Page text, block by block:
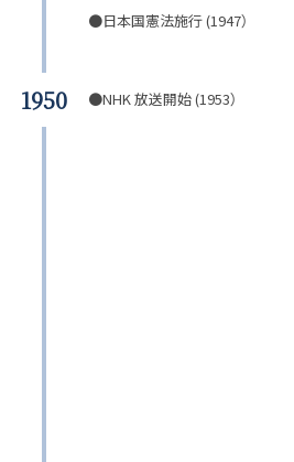
●日本国憲法施行 (1947）
1950 ●NHK 放送開始 (1953）